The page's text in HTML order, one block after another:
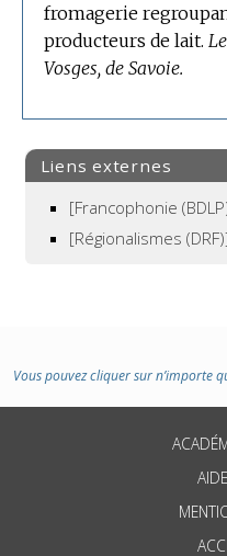
fromagerie
producteurs de lait.
Vosges, de Savoie.
Liens externes
[Francophonie
[Régionalismes
Vous pouvez cliquer sur n’importe